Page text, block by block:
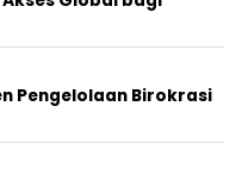
Pengelolaan Birokrasi